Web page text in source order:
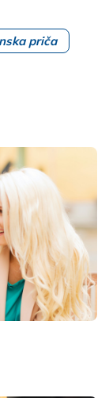
priča